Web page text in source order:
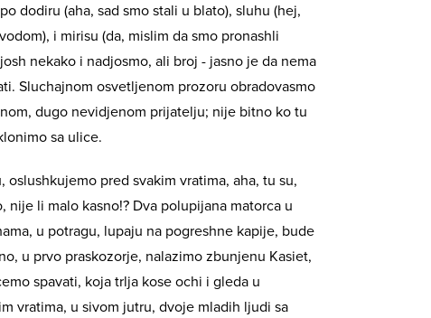
dodiru (aha, sad smo stali u blato), sluhu (hej,
i mirisu (da, mislim da smo pronashli
nekako i nadjosmo, ali broj - jasno je da nema
Sluchajnom osvetljenom prozoru obradovasmo
dugo nevidjenom prijatelju; nije bitno ko tu
sa ulice.
oslushkujemo pred svakim vratima, aha, tu su,
nije li malo kasno!? Dva polupijana matorca u
u potragu, lupaju na pogreshne kapije, bude
u prvo praskozorje, nalazimo zbunjenu Kasiet,
spavati, koja trlja kose ochi i gleda u
vratima, u sivom jutru, dvoje mladih ljudi sa